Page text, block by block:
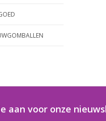
aan voor onze